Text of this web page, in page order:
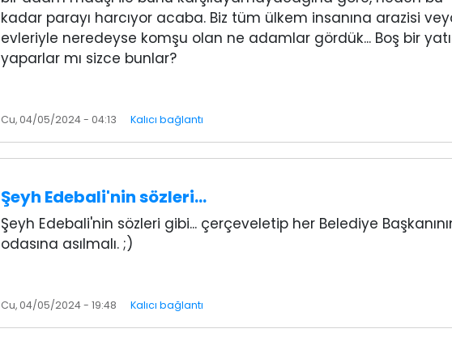
kadar parayı harcıyor acaba. Biz tüm ülkem insanına arazisi
evleriyle neredeyse komşu olan ne adamlar gördük... Boş bir
yaparlar mı sizce bunlar?
Cu, 04/05/2024 - 04:13 Kalıcı bağlantı
Şeyh Edebali'nin sözleri…
Şeyh Edebali'nin sözleri gibi... çerçeveletip her Belediye
odasına asılmalı. ;)
Cu, 04/05/2024 - 19:48 Kalıcı bağlantı